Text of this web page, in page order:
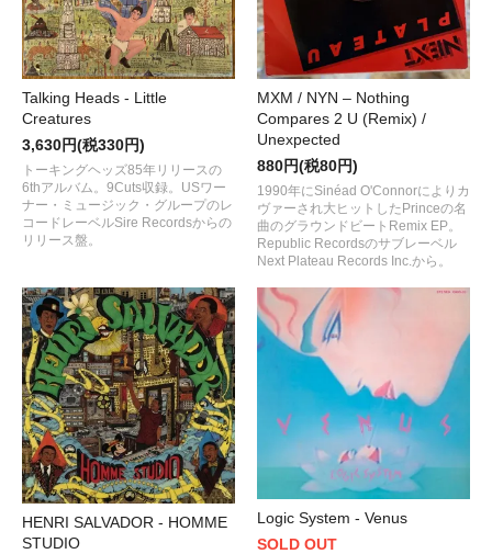
Talking Heads - Little
Creatures
3,630円(税330円)
トーキングヘッズ85年リリースの
6thアルバム。9Cuts収録。USワー
ナー・ミュージック・グループのレ
コードレーベルSire Recordsからの
リリース盤。
MXM / NYN – Nothing
Compares 2 U (Remix) /
Unexpected
880円(税80円)
1990年にSinéad O'Connorによりカ
ヴァーされ大ヒットしたPrinceの名
曲のグラウンドビートRemix EP。
Republic Recordsのサブレーベル
Next Plateau Records Inc.から。
HENRI SALVADOR - HOMME
STUDIO
Logic System - Venus
SOLD OUT